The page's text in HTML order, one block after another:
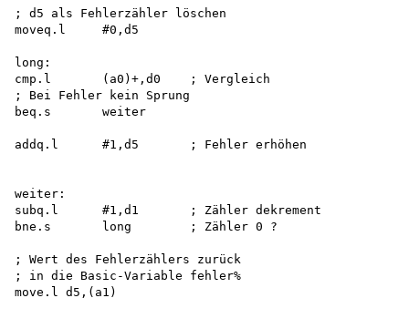
; d5 als Fehlerzähler löschen
moveq.l     #0,d5
long:
cmp.l       (a0)+,d0    ; Vergleich
; Bei Fehler kein Sprung
beq.s       weiter
addq.l      #1,d5       ; Fehler erhöhen
weiter:
subq.l      #1,d1       ; Zähler dekrement
bne.s       long        ; Zähler 0 ?
; Wert des Fehlerzählers zurück
; in die Basic-Variable fehler%
move.l d5,(a1)